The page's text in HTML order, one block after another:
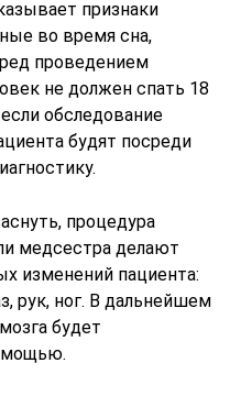
признаки
во время сна,
проведением
не должен спать 18
обследование
будят посреди
процедура
медсестра делают
изменений пациента:
рук, ног. В дальнейшем
будет